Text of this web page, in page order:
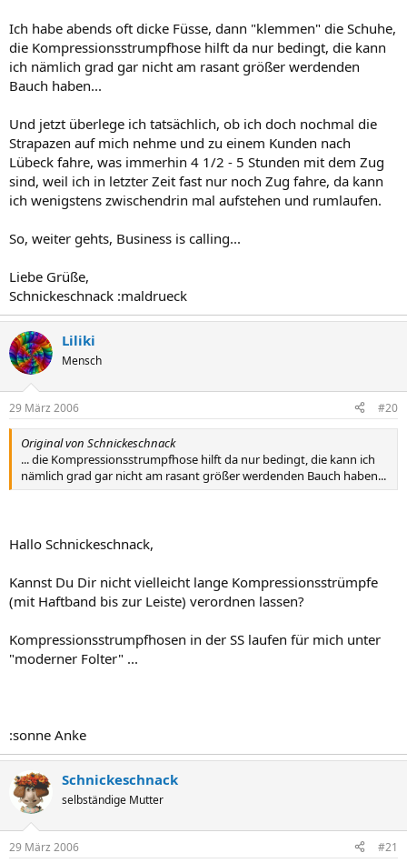
Ich habe abends oft dicke Füsse, dann "klemmen" die Schuhe,
die Kompressionsstrumpfhose hilft da nur bedingt, die kann
ich nämlich grad gar nicht am rasant größer werdenden
Bauch haben...
Und jetzt überlege ich tatsächlich, ob ich doch nochmal die
Strapazen auf mich nehme und zu einem Kunden nach
Lübeck fahre, was immerhin 4 1/2 - 5 Stunden mit dem Zug
sind, weil ich in letzter Zeit fast nur noch Zug fahre, da kann
ich wenigstens zwischendrin mal aufstehen und rumlaufen.
So, weiter gehts, Business is calling...
Liebe Grüße,
Schnickeschnack :maldrueck
Liliki
Mensch
29 März 2006 #20
Original von Schnickeschnack
... die Kompressionsstrumpfhose hilft da nur bedingt, die kann ich
nämlich grad gar nicht am rasant größer werdenden Bauch haben...
Hallo Schnickeschnack,
Kannst Du Dir nicht vielleicht lange Kompressionsstrümpfe
(mit Haftband bis zur Leiste) verordnen lassen?
Kompressionsstrumpfhosen in der SS laufen für mich unter
"moderner Folter" ...
:sonne Anke
Schnickeschnack
selbständige Mutter
29 März 2006 #21